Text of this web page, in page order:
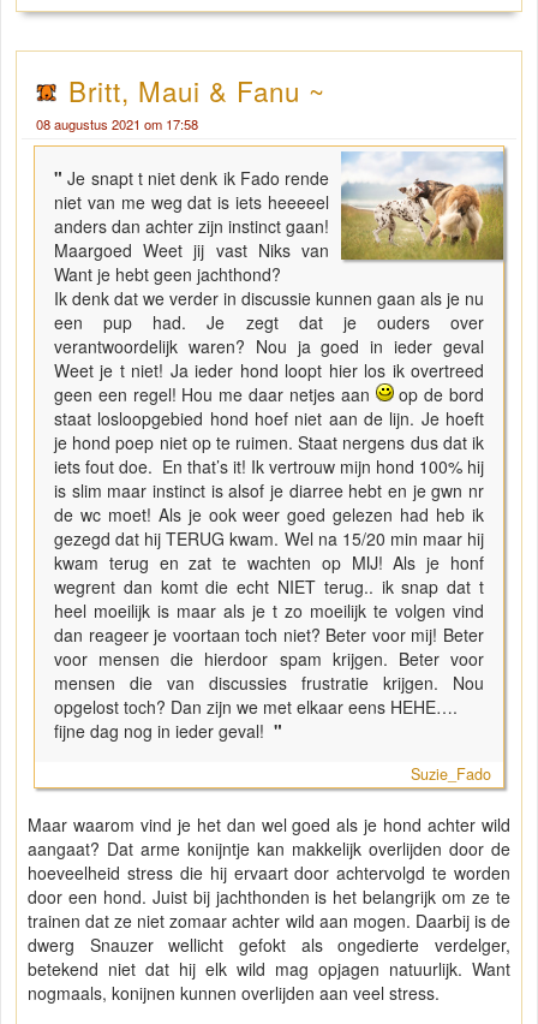
Britt, Maui & Fanu ~
08 augustus 2021 om 17:58
"Je snapt t niet denk ik Fado rende
niet van me weg dat is iets heeeeel
anders dan achter zijn instinct gaan!
Maargoed Weet jij vast Niks van
Want je hebt geen jachthond?
Ik denk dat we verder in discussie kunnen gaan als je nu
een pup had. Je zegt dat je ouders over
verantwoordelijk waren? Nou ja goed in ieder geval
Weet je t niet! Ja ieder hond loopt hier los ik overtreed
geen een regel! Hou me daar netjes aan
op de bord
staat losloopgebied hond hoef niet aan de lijn. Je hoeft
je hond poep niet op te ruimen. Staat nergens dus dat ik
iets fout doe. En that’s it! Ik vertrouw mijn hond 100% hij
is slim maar instinct is alsof je diarree hebt en je gwn nr
de wc moet! Als je ook weer goed gelezen had heb ik
gezegd dat hij TERUG kwam. Wel na 15/20 min maar hij
kwam terug en zat te wachten op MIJ! Als je honf
wegrent dan komt die echt NIET terug.. ik snap dat t
heel moeilijk is maar als je t zo moeilijk te volgen vind
dan reageer je voortaan toch niet? Beter voor mij! Beter
voor mensen die hierdoor spam krijgen. Beter voor
mensen die van discussies frustratie krijgen. Nou
opgelost toch? Dan zijn we met elkaar eens HEHE….
fijne dag nog in ieder geval! "
Suzie_Fado
Maar waarom vind je het dan wel goed als je hond achter wild
aangaat? Dat arme konijntje kan makkelijk overlijden door de
hoeveelheid stress die hij ervaart door achtervolgd te worden
door een hond. Juist bij jachthonden is het belangrijk om ze te
trainen dat ze niet zomaar achter wild aan mogen. Daarbij is de
dwerg Snauzer wellicht gefokt als ongedierte verdelger,
betekend niet dat hij elk wild mag opjagen natuurlijk. Want
nogmaals, konijnen kunnen overlijden aan veel stress.